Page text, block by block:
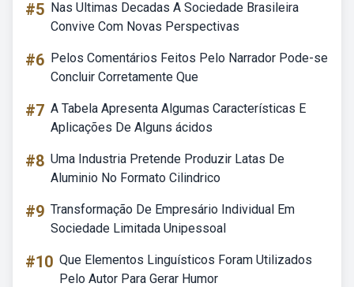
#5 Nas Ultimas Decadas A Sociedade Brasileira
Convive Com Novas Perspectivas
#6 Pelos Comentários Feitos Pelo Narrador Pode-se
Concluir Corretamente Que
#7 A Tabela Apresenta Algumas Características E
Aplicações De Alguns ácidos
#8 Uma Industria Pretende Produzir Latas De
Aluminio No Formato Cilindrico
#9 Transformação De Empresário Individual Em
Sociedade Limitada Unipessoal
#10 Que Elementos Linguísticos Foram Utilizados
Pelo Autor Para Gerar Humor